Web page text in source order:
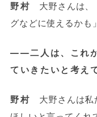
野村 大野さんは、
グなどに使えるかも
――二人は、これ
ていきたいと考え
野村 大野さんは私